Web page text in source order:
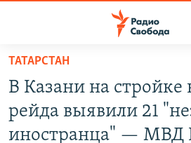
упрощенного
доступа
Вернуться
основному
АВТОРСКИЕ ПРОЕКТЫ
ТАТАРСТАН
В Казани на стройке
рейда выявили 21
иностранца" — МВД